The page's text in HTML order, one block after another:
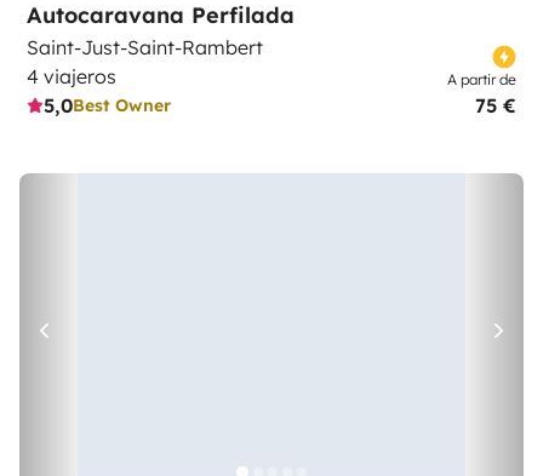
Autocaravana Perfilada
Saint-Just-Saint-Rambert
4 viajeros
5,0Best Owner
A partir de
75 €